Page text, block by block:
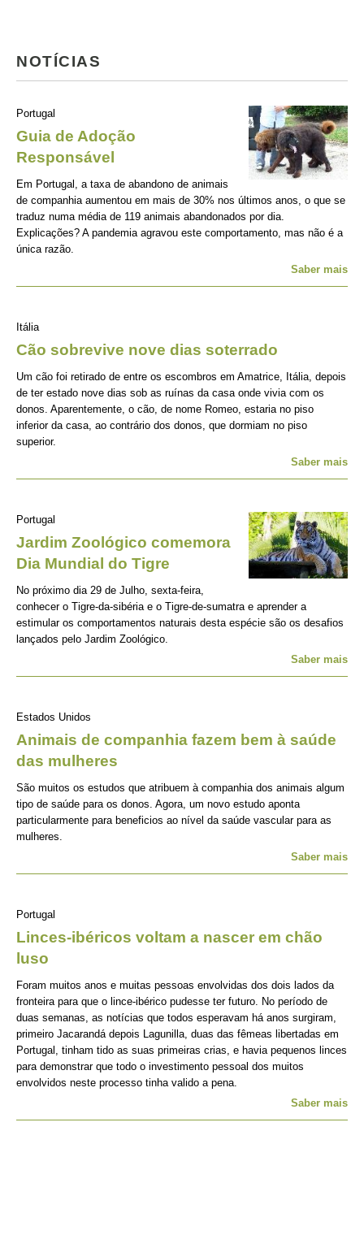
NOTÍCIAS
Portugal
Guia de Adoção
Responsável
Em Portugal, a taxa de abandono de animais
de companhia aumentou em mais de 30% nos últimos anos, o que se
traduz numa média de 119 animais abandonados por dia.
Explicações? A pandemia agravou este comportamento, mas não é a
única razão.
Saber mais
Itália
Cão sobrevive nove dias soterrado
Um cão foi retirado de entre os escombros em Amatrice, Itália, depois
de ter estado nove dias sob as ruínas da casa onde vivia com os
donos. Aparentemente, o cão, de nome Romeo, estaria no piso
inferior da casa, ao contrário dos donos, que dormiam no piso
superior.
Saber mais
Portugal
Jardim Zoológico comemora
Dia Mundial do Tigre
No próximo dia 29 de Julho, sexta-feira,
conhecer o Tigre-da-sibéria e o Tigre-de-sumatra e aprender a
estimular os comportamentos naturais desta espécie são os desafios
lançados pelo Jardim Zoológico.
Saber mais
Estados Unidos
Animais de companhia fazem bem à saúde
das mulheres
São muitos os estudos que atribuem à companhia dos animais algum
tipo de saúde para os donos. Agora, um novo estudo aponta
particularmente para beneficios ao nível da saúde vascular para as
mulheres.
Saber mais
Portugal
Linces-ibéricos voltam a nascer em chão
luso
Foram muitos anos e muitas pessoas envolvidas dos dois lados da
fronteira para que o lince-ibérico pudesse ter futuro. No período de
duas semanas, as notícias que todos esperavam há anos surgiram,
primeiro Jacarandá depois Lagunilla, duas das fêmeas libertadas em
Portugal, tinham tido as suas primeiras crias, e havia pequenos linces
para demonstrar que todo o investimento pessoal dos muitos
envolvidos neste processo tinha valido a pena.
Saber mais